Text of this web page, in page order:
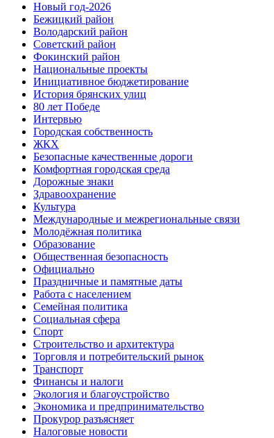
Новый год-2026
Бежицкий район
Володарский район
Советский район
Фокинский район
Национальные проекты
Инициативное бюджетирование
История брянских улиц
80 лет Победе
Интервью
Городская собственность
ЖКХ
Безопасные качественные дороги
Комфортная городская среда
Дорожные знаки
Здравоохранение
Культура
Международные и межрегиональные связи
Молодёжная политика
Образование
Общественная безопасность
Официально
Праздничные и памятные даты
Работа с населением
Семейная политика
Социальная сфера
Спорт
Строительство и архитектура
Торговля и потребительский рынок
Транспорт
Финансы и налоги
Экология и благоустройство
Экономика и предпринимательство
Прокурор разъясняет
Налоговые новости